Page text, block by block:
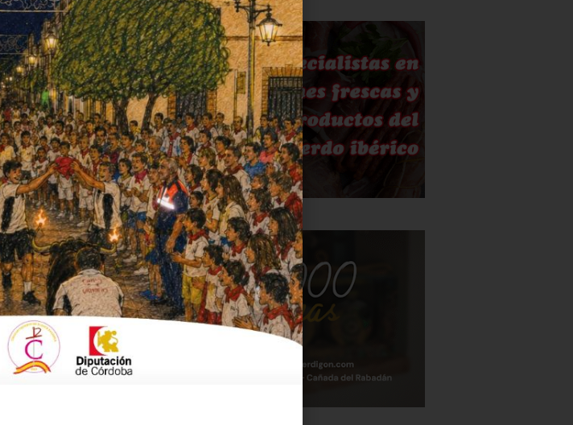
pudiendo
disposción
de un delito
Fuente
se había
autor que
con una
que le